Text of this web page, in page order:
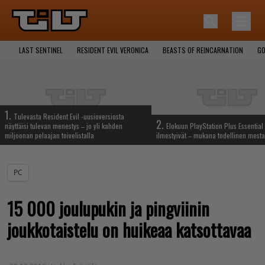
LAST SENTINEL RESIDENT EVIL VERONICA BEASTS OF REINCARNATION
1. Tulevasta Resident Evil -uusioversiosta
näyttäisi tulevan menestys – jo yli kahden
miljoonan pelaajan toivelistalla
2. Elokuun PlayStation Plus
ilmestyivät – mukana todellinen
PC
15 000 joulupukin ja pingviinin
joukkotaistelu on huikeaa katsottavaa